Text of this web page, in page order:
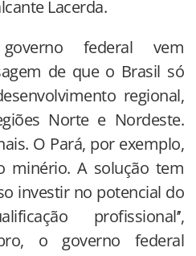
Lacerda.
federal vem
de que o Brasil só
regional,
Norte e Nordeste.
O Pará, por exemplo,
minério. A solução tem
investir no potencial do
profissional’’,
o governo federal